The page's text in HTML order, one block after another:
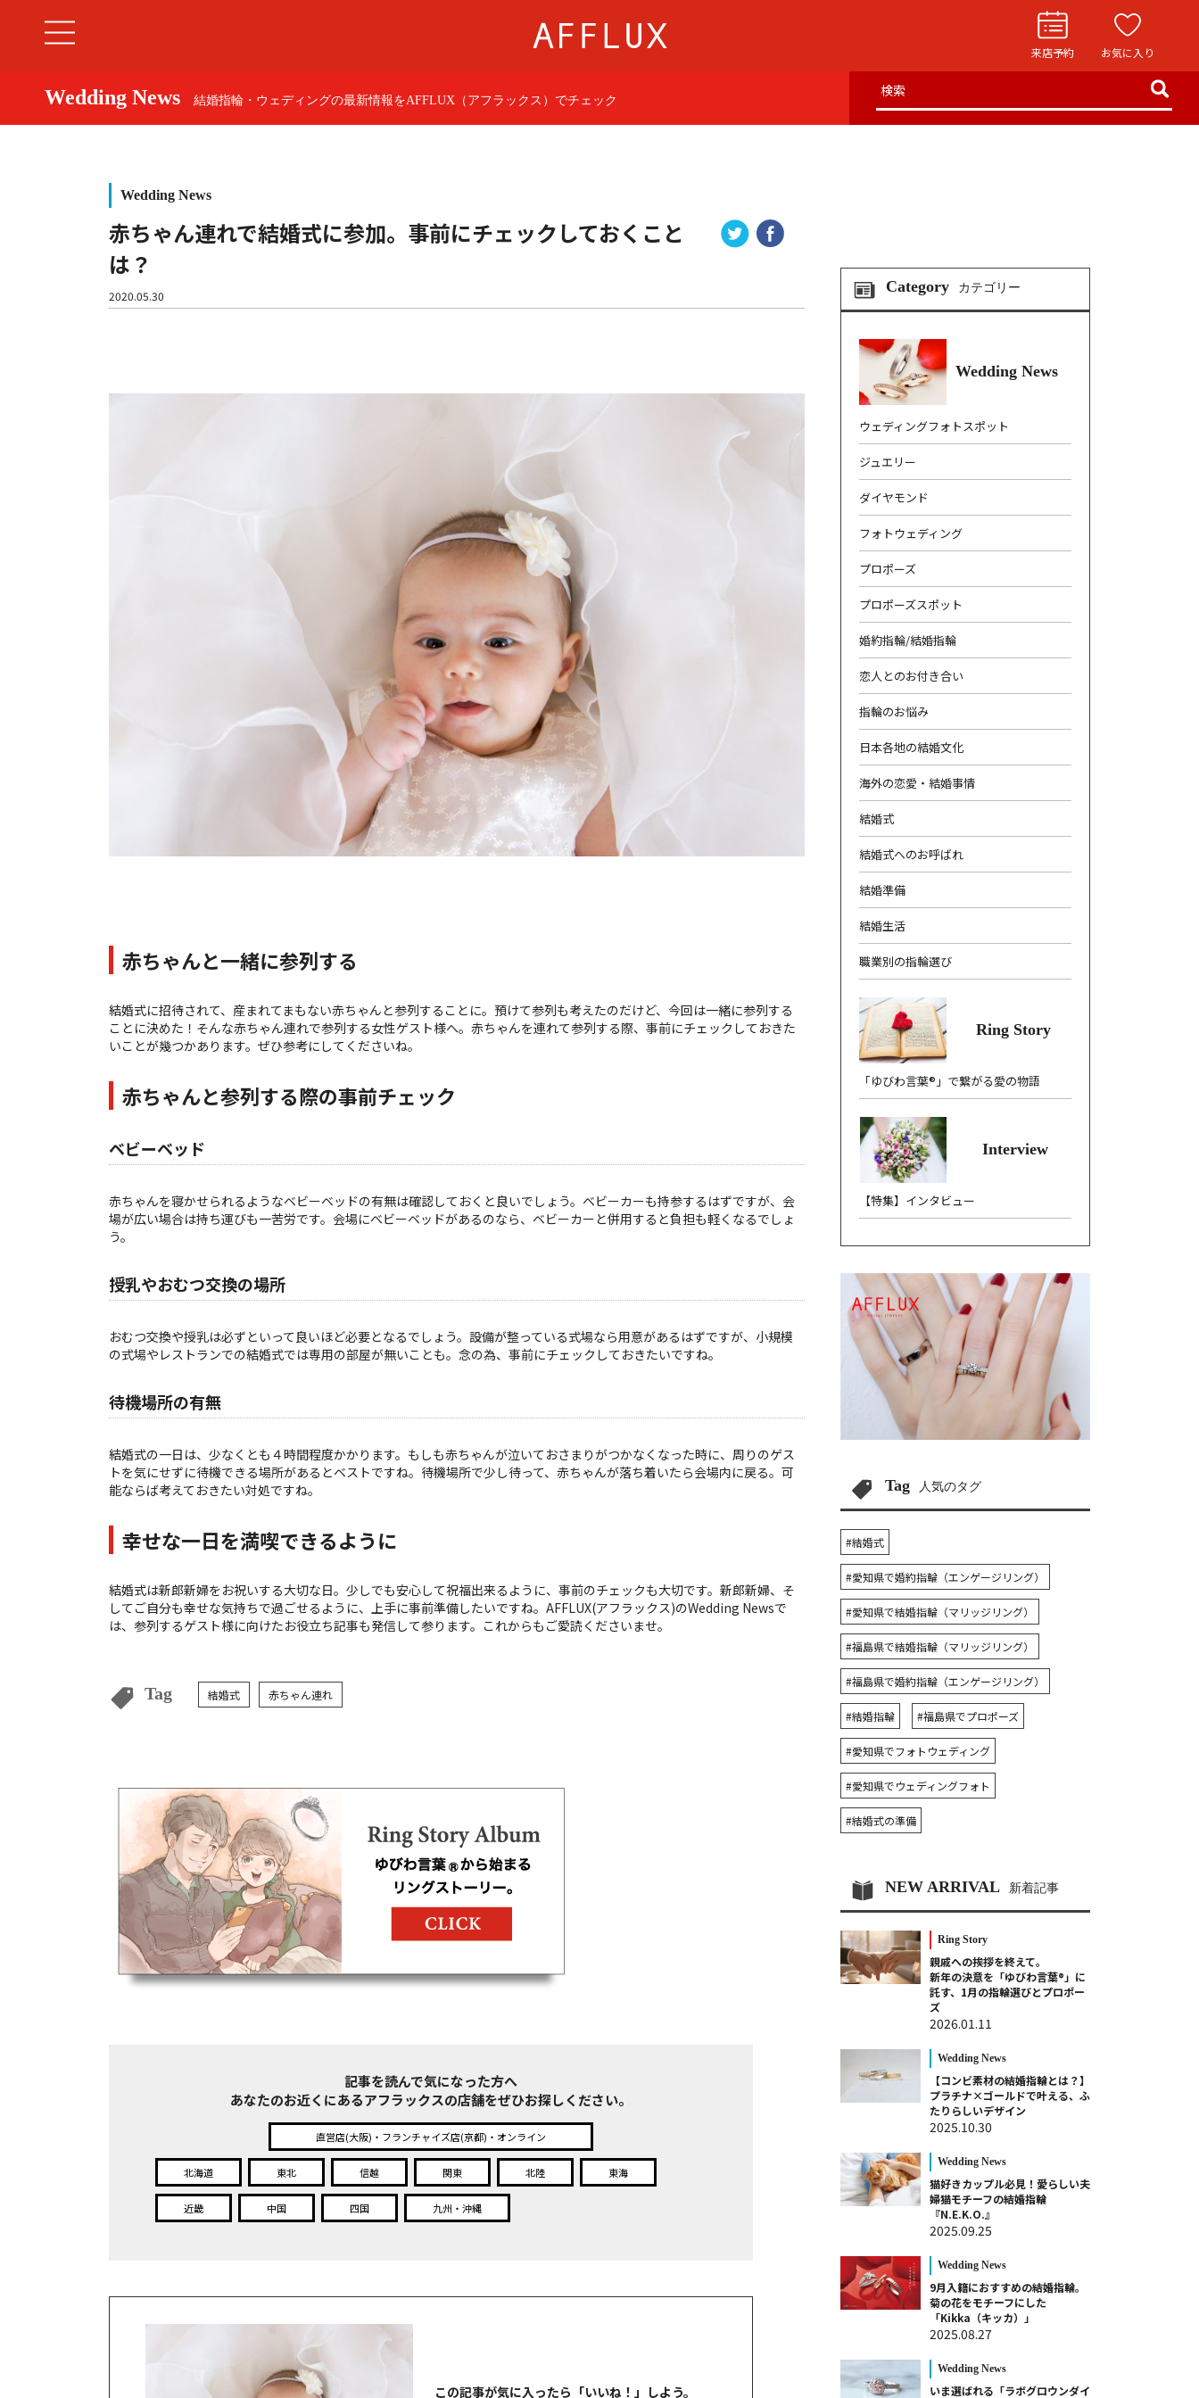
来店予約 お気に入り
パーフェクト
セットリング
商品カテゴリ
パーフェクトセットリング
店舗一覧
来店予約について
AFFLUXについて
ゆびわ言葉®
クオリティ
お役立ち記事
フェア・ニュース
ブログ・お客様の声
カタログ請求
よくあるご質問 | プライバシーポリシー
Wedding News 結婚指輪・ウェディングの最新情報をAFFLUX（アフラックス）でチェック
検索
Wedding News
赤ちゃん連れで結婚式に参加。事前にチェックしておくこと
は？
2020.05.30
赤ちゃんと一緒に参列する
結婚式に招待されて、産まれてまもない赤ちゃんと参列することに。預けて参列も考えたのだけど、今回は一緒に参列する
ことに決めた！そんな赤ちゃん連れで参列する女性ゲスト様へ。赤ちゃんを連れて参列する際、事前にチェックしておきた
いことが幾つかあります。ぜひ参考にしてくださいね。
赤ちゃんと参列する際の事前チェック
ベビーベッド
赤ちゃんを寝かせられるようなベビーベッドの有無は確認しておくと良いでしょう。ベビーカーも持参するはずですが、会
場が広い場合は持ち運びも一苦労です。会場にベビーベッドがあるのなら、ベビーカーと併用すると負担も軽くなるでしょ
う。
授乳やおむつ交換の場所
おむつ交換や授乳は必ずといって良いほど必要となるでしょう。設備が整っている式場なら用意があるはずですが、小規模
の式場やレストランでの結婚式では専用の部屋が無いことも。念の為、事前にチェックしておきたいですね。
待機場所の有無
結婚式の一日は、少なくとも４時間程度かかります。もしも赤ちゃんが泣いておさまりがつかなくなった時に、周りのゲス
トを気にせずに待機できる場所があるとベストですね。待機場所で少し待って、赤ちゃんが落ち着いたら会場内に戻る。可
能ならば考えておきたい対処ですね。
幸せな一日を満喫できるように
結婚式は新郎新婦をお祝いする大切な日。少しでも安心して祝福出来るように、事前のチェックも大切です。新郎新婦、そ
してご自分も幸せな気持ちで過ごせるように、上手に事前準備したいですね。AFFLUX(アフラックス)のWedding Newsで
は、参列するゲスト様に向けたお役立ち記事も発信して参ります。これからもご愛読くださいませ。
Tag 結婚式 赤ちゃん連れ
記事を読んで気になった方へ
あなたのお近くにあるアフラックスの店舗をぜひお探しください。
直営店(大阪)・フランチャイズ店(京都)・オンライン
北海道 東北 信越 関東 北陸 東海
近畿 中国 四国 九州・沖縄
この記事が気に入ったら 「いいね！ 」しよう。
Category カテゴリー
Wedding News
ウェディングフォトスポット
ジュエリー
ダイヤモンド
フォトウェディング
プロポーズ
プロポーズスポット
婚約指輪/結婚指輪
恋人とのお付き合い
指輪のお悩み
日本各地の結婚文化
海外の恋愛・結婚事情
結婚式
結婚式へのお呼ばれ
結婚準備
結婚生活
職業別の指輪選び
Ring Story
「ゆびわ言葉®」で繋がる愛の物語
Interview
【特集】インタビュー
Tag 人気のタグ
#結婚式
#愛知県で婚約指輪（エンゲージリング）
#愛知県で結婚指輪（マリッジリング）
#福島県で結婚指輪（マリッジリング）
#福島県で婚約指輪（エンゲージリング）
#結婚指輪 #福島県でプロポーズ
#愛知県でフォトウェディング
#愛知県でウェディングフォト
#結婚式の準備
NEW ARRIVAL 新着記事
Ring Story
親戚への挨拶を終えて。
新年の決意を「ゆびわ言葉®」に
託す、1月の指輪選びとプロポー
ズ
2026.01.11
Wedding News
【コンビ素材の結婚指輪とは？】
プラチナ×ゴールドで叶える、ふ
たりらしいデザイン
2025.10.30
Wedding News
猫好きカップル必見！愛らしい夫
婦猫モチーフの結婚指輪
『N.E.K.O.』
2025.09.25
Wedding News
9月入籍におすすめの結婚指輪。
菊の花をモチーフにした
「Kikka（キッカ）」
2025.08.27
Wedding News
いま選ばれる「ラボグロウンダイ